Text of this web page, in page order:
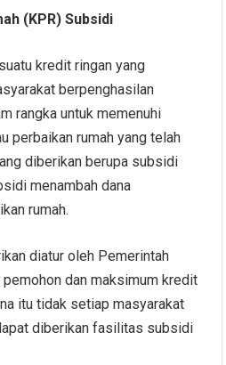
(KPR) Subsidi
kredit ringan yang
berpenghasilan
rangka untuk memenuhi
perbaikan rumah yang telah
diberikan berupa subsidi
menambah dana
rumah.
diatur oleh Pemerintah
dan maksimum kredit
itu tidak setiap masyarakat
diberikan fasilitas subsidi